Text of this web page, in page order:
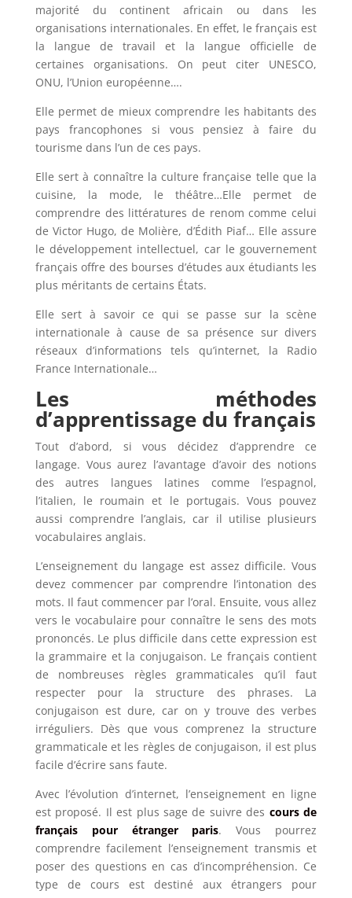
majorité du continent africain ou dans les
organisations internationales. En effet, le français est
la langue de travail et la langue officielle de
certaines organisations. On peut citer UNESCO,
ONU, l’Union européenne….
Elle permet de mieux comprendre les habitants des
pays francophones si vous pensiez à faire du
tourisme dans l’un de ces pays.
Elle sert à connaître la culture française telle que la
cuisine, la mode, le théâtre…Elle permet de
comprendre des littératures de renom comme celui
de Victor Hugo, de Molière, d’Édith Piaf… Elle assure
le développement intellectuel, car le gouvernement
français offre des bourses d’études aux étudiants les
plus méritants de certains États.
Elle sert à savoir ce qui se passe sur la scène
internationale à cause de sa présence sur divers
réseaux d’informations tels qu’internet, la Radio
France Internationale…
Les méthodes
d’apprentissage du français
Tout d’abord, si vous décidez d’apprendre ce
langage. Vous aurez l’avantage d’avoir des notions
des autres langues latines comme l’espagnol,
l’italien, le roumain et le portugais. Vous pouvez
aussi comprendre l’anglais, car il utilise plusieurs
vocabulaires anglais.
L’enseignement du langage est assez difficile. Vous
devez commencer par comprendre l’intonation des
mots. Il faut commencer par l’oral. Ensuite, vous allez
vers le vocabulaire pour connaître le sens des mots
prononcés. Le plus difficile dans cette expression est
la grammaire et la conjugaison. Le français contient
de nombreuses règles grammaticales qu’il faut
respecter pour la structure des phrases. La
conjugaison est dure, car on y trouve des verbes
irréguliers. Dès que vous comprenez la structure
grammaticale et les règles de conjugaison, il est plus
facile d’écrire sans faute.
Avec l’évolution d’internet, l’enseignement en ligne
est proposé. Il est plus sage de suivre des cours de
français pour étranger paris. Vous pourrez
comprendre facilement l’enseignement transmis et
poser des questions en cas d’incompréhension. Ce
type de cours est destiné aux étrangers pour